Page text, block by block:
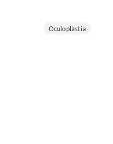
Oculoplàstia